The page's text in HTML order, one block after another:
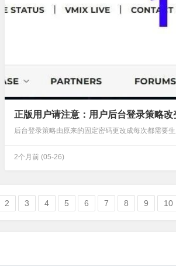
2个月前 (05-26)
2 3 4 5 6 7 8 9 10